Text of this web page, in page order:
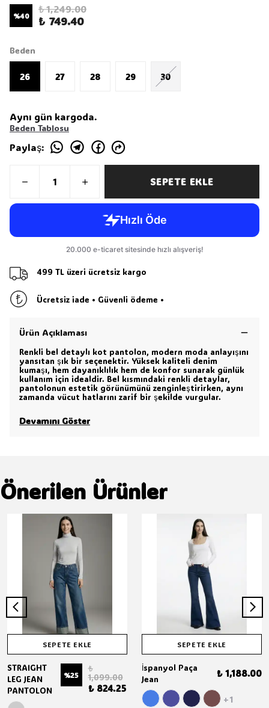
%40
₺ 1,249.00
₺ 749.40
Beden
26 27 28 29 30
Aynı gün kargoda.
Beden Tablosu
Paylaş:
SEPETE EKLE
499 TL üzeri ücretsiz kargo
Ücretsiz iade • Güvenli ödeme •
Ürün Açıklaması
Renkli bel detaylı kot pantolon, modern moda anlayışını
yansıtan şık bir seçenektir. Yüksek kaliteli denim
kumaşı, hem dayanıklılık hem de konfor sunarak günlük
kullanım için idealdir. Bel kısmındaki renkli detaylar,
pantolonun estetik görünümünü zenginleştirirken, aynı
zamanda vücut hatlarını zarif bir şekilde vurgular.
Devamını Göster
Önerilen Ürünler
SEPETE EKLE
STRAIGHT
LEG JEAN
PANTOLON
%25
₺
1,099.00
₺ 824.25
SEPETE EKLE
İspanyol Paça
Jean
₺ 1,188.00
+1